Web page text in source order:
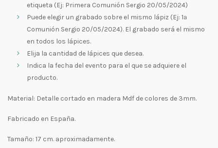
etiqueta (Ej: Primera Comunión Sergio 20/05/2024)
Puede elegir un grabado sobre el mismo lápiz (Ej: 1ª
Comunión Sergio 20/05/2024). El grabado será el mismo
en todos los lápices.
Elija la cantidad de lápices que desea.
Indica la fecha del evento para el que se adquiere el
producto.
Material: Detalle cortado en madera Mdf de colores de 3mm.
Fabricado en España.
Tamaño: 17 cm. aproximadamente.